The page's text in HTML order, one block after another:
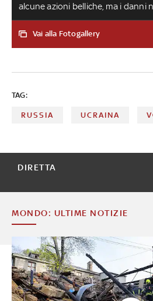
alcune azioni belliche, ma i danni
comportare rischi immediati per
situazione però desta “molta
Vai alla Fotogallery
TAG:
RUSSIA UCRAINA
DIRETTA
MONDO: ULTIME NOTIZIE